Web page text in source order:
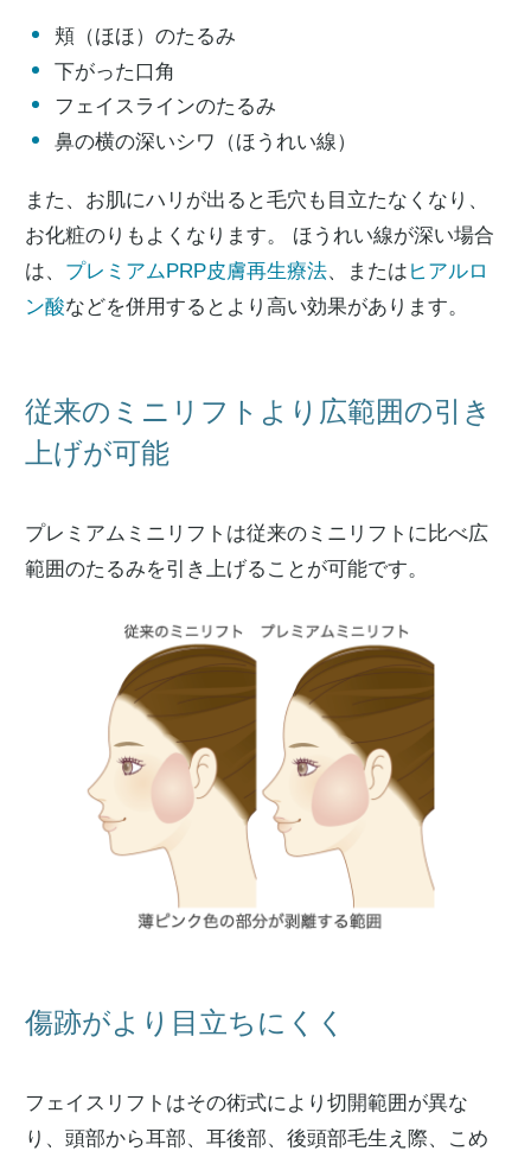
頬（ほほ）のたるみ
下がった口角
フェイスラインのたるみ
鼻の横の深いシワ（ほうれい線）
また、お肌にハリが出ると毛穴も目立たなくなり、
お化粧のりもよくなります。 ほうれい線が深い場合
は、 プレミアムPRP皮膚再生療法、または ヒアルロ
ン酸などを併用するとより高い効果があります。
従来のミニリフトより広範囲の引き
上げが可能
プレミアムミニリフトは従来のミニリフトに比べ広
範囲のたるみを引き上げることが可能です。
傷跡がより目立ちにくく
フェイスリフトはその術式により切開範囲が異な
り、頭部から耳部、耳後部、後頭部毛生え際、こめ